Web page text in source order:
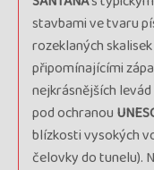
Termín
průvodce:Tereza
Kód termínu
Cena
stavbami ve tvaru
rozeklaných
připomínajícími
nejkrásnějších
pod ochranou
blízkosti vysokých
čelovky do tunelu).